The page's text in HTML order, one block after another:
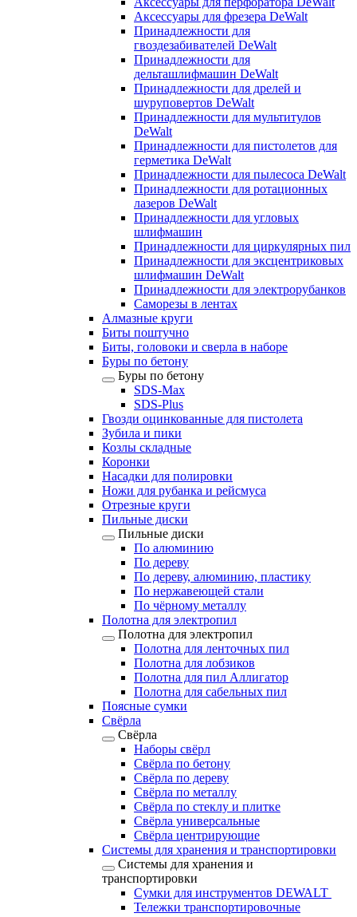
Аксессуары для фрезера DeWalt
Принадлежности для
гвоздезабивателей DeWalt
Принадлежности для
дельташлифмашин DeWalt
Принадлежности для дрелей и
шуруповертов DeWalt
Принадлежности для мультитулов
DeWalt
Принадлежности для пистолетов для
герметика DeWalt
Принадлежности для пылесоса DeWalt
Принадлежности для ротационных
лазеров DeWalt
Принадлежности для угловых
шлифмашин
Принадлежности для циркулярных пил
Принадлежности для эксцентриковых
шлифмашин DeWalt
Принадлежности для электрорубанков
Саморезы в лентах
Алмазные круги
Биты поштучно
Биты, головоки и сверла в наборе
Буры по бетону
Буры по бетону
SDS-Max
SDS-Plus
Гвозди оцинкованные для пистолета
Зубила и пики
Козлы складные
Коронки
Насадки для полировки
Ножи для рубанка и рейсмуса
Отрезные круги
Пильные диски
Пильные диски
По алюминию
По дереву
По дереву, алюминию, пластику
По нержавеющей стали
По чёрному металлу
Полотна для электропил
Полотна для электропил
Полотна для ленточных пил
Полотна для лобзиков
Полотна для пил Аллигатор
Полотна для сабельных пил
Поясные сумки
Свёрла
Свёрла
Наборы свёрл
Свёрла по бетону
Свёрла по дереву
Свёрла по металлу
Свёрла по стеклу и плитке
Свёрла универсальные
Свёрла центрирующие
Системы для хранения и транспортировки
Системы для хранения и
транспортировки
Сумки для инструментов DEWALT
Тележки транспортировочные